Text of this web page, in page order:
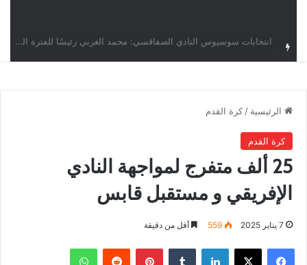
الرئيسية / كرة القدم
كرة القدم
25 ألف متفرج لمواجهة النادي
الإفريقي و مستقبل قابس
7 يناير 2025 559 أقل من دقيقة
فيسبوك ‫X لينكدإن بينتيريست واتساب